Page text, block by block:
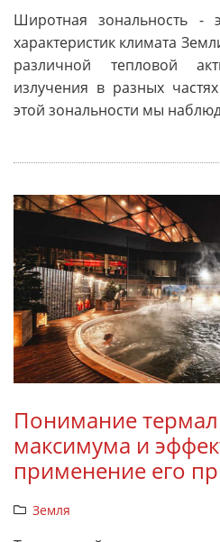
Широтная зональность -
характеристик климата
различной тепловой
излучения в разных
этой зональности мы
Понимание
максимума и
применение его
Земля